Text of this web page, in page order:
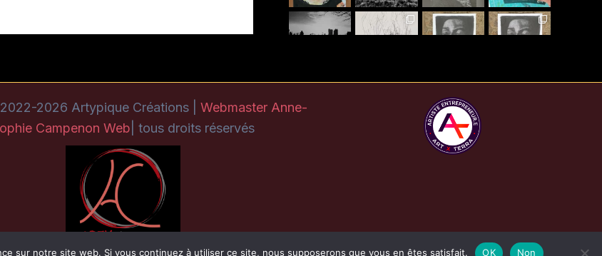
Suis-moi Instagram
2026 Artypique Créations | Webmaster Anne-
Campenon Web | tous droits réservés
sur notre site web. Si vous continuez à utiliser ce site, nous supposerons que vous en êtes satisfait. OK Non